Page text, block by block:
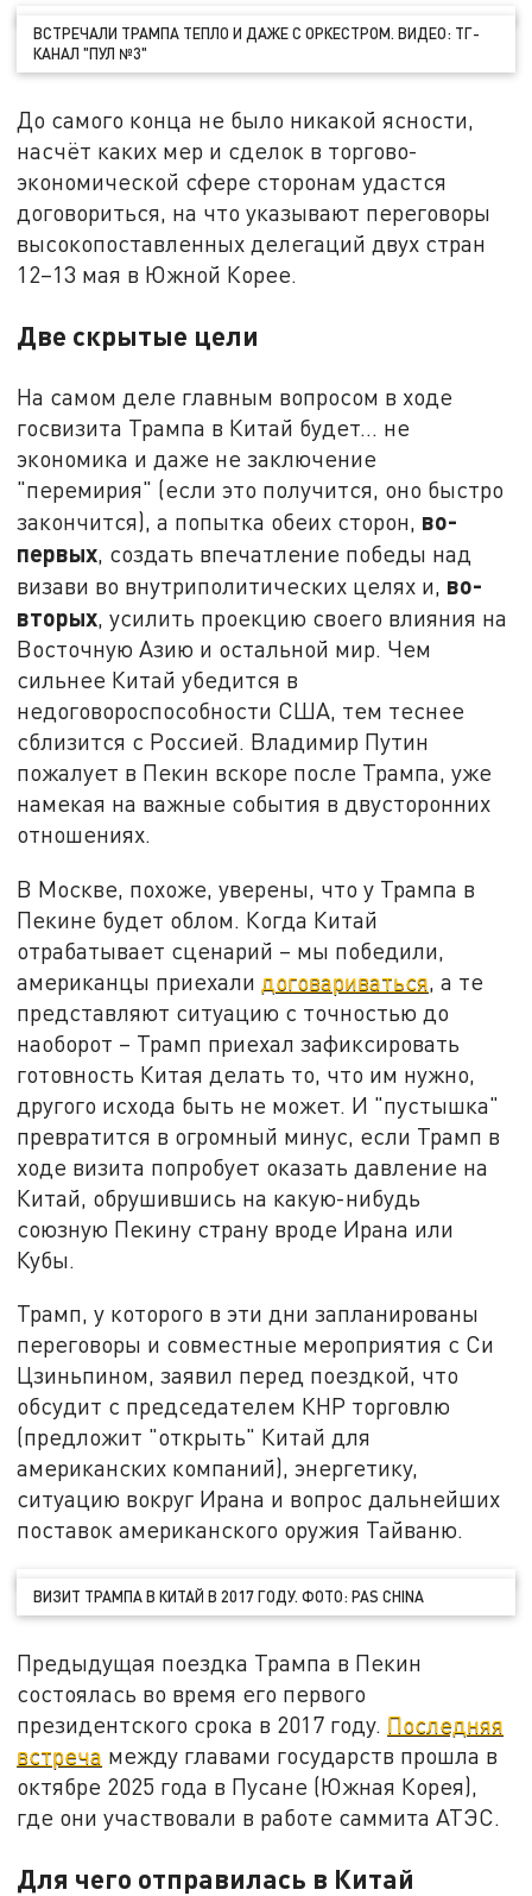
ВСТРЕЧАЛИ ТРАМПА ТЕПЛО И ДАЖЕ С ОРКЕСТРОМ. ВИДЕО: ТГ-
КАНАЛ "ПУЛ №3"
До самого конца не было никакой ясности,
насчёт каких мер и сделок в торгово-
экономической сфере сторонам удастся
договориться, на что указывают переговоры
высокопоставленных делегаций двух стран
12–13 мая в Южной Корее.
Две скрытые цели
На самом деле главным вопросом в ходе
госвизита Трампа в Китай будет… не
экономика и даже не заключение
"перемирия" (если это получится, оно быстро
закончится), а попытка обеих сторон, во-
первых, создать впечатление победы над
визави во внутриполитических целях и, во-
вторых, усилить проекцию своего влияния на
Восточную Азию и остальной мир. Чем
сильнее Китай убедится в
недоговороспособности США, тем теснее
сблизится с Россией. Владимир Путин
пожалует в Пекин вскоре после Трампа, уже
намекая на важные события в двусторонних
отношениях.
В Москве, похоже, уверены, что у Трампа в
Пекине будет облом. Когда Китай
отрабатывает сценарий – мы победили,
американцы приехали договариваться, а те
представляют ситуацию с точностью до
наоборот – Трамп приехал зафиксировать
готовность Китая делать то, что им нужно,
другого исхода быть не может. И "пустышка"
превратится в огромный минус, если Трамп в
ходе визита попробует оказать давление на
Китай, обрушившись на какую-нибудь
союзную Пекину страну вроде Ирана или
Кубы.
Трамп, у которого в эти дни запланированы
переговоры и совместные мероприятия с Си
Цзиньпином, заявил перед поездкой, что
обсудит с председателем КНР торговлю
(предложит "открыть" Китай для
американских компаний), энергетику,
ситуацию вокруг Ирана и вопрос дальнейших
поставок американского оружия Тайваню.
ВИЗИТ ТРАМПА В КИТАЙ В 2017 ГОДУ. ФОТО: PAS CHINA
Предыдущая поездка Трампа в Пекин
состоялась во время его первого
президентского срока в 2017 году. Последняя
встреча между главами государств прошла в
октябре 2025 года в Пусане (Южная Корея),
где они участвовали в работе саммита АТЭС.
Для чего отправилась в Китай